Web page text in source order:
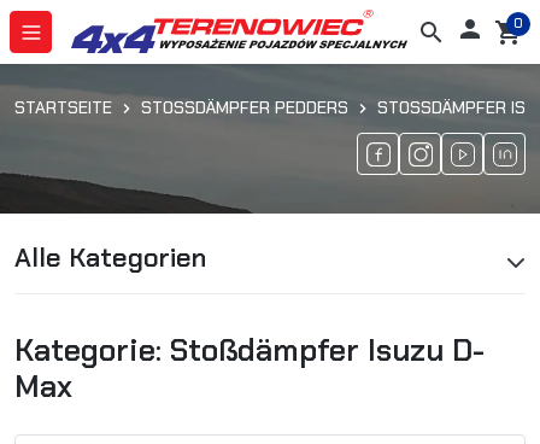
search  shopping_cart
0
STARTSEITE STOSSDÄMPFER PEDDERS STOSSDÄMPFER
Alle Kategorien
Kategorie: Stoßdämpfer Isuzu D-
Max